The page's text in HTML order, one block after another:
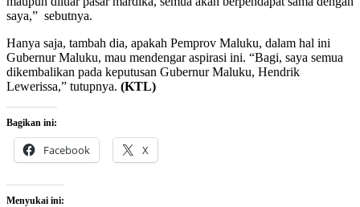
saya,” sebutnya.
Hanya saja, tambah dia, apakah Pemprov Maluku, dalam hal ini
Gubernur Maluku, mau mendengar aspirasi ini. “Bagi, saya semua
dikembalikan pada keputusan Gubernur Maluku, Hendrik
Lewerissa,” tutupnya. (KTL)
Bagikan ini:
Facebook X
Menyukai ini: